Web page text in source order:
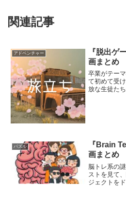
関連記事
アドベンチャー
『脱出ゲ
画まとめ
卒業がテー
て初めて受
放な生徒た
パズル
『Brain
画まとめ
脳トレ系の
ストを見て
ジェクトを